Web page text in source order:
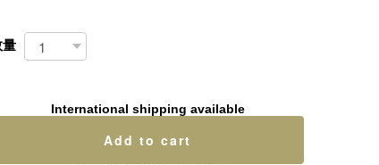
量
International shipping available
Add to cart